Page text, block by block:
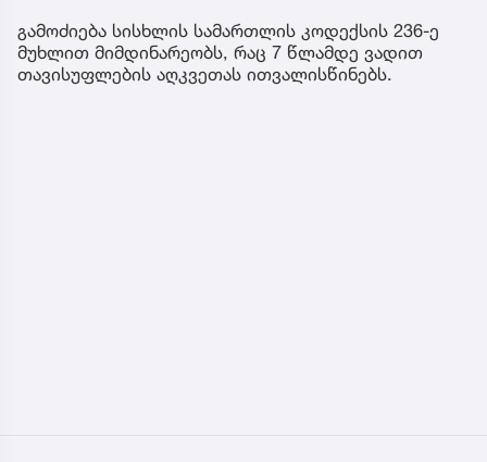
გამოძიება სისხლის სამართლის კოდექსის 236-ე
მუხლით მიმდინარეობს, რაც 7 წლამდე ვადით
თავისუფლების აღკვეთას ითვალისწინებს.